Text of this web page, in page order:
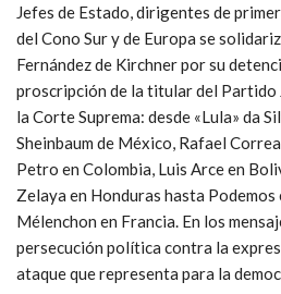
Jefes de Estado, dirigentes de
del Cono Sur y de Europa se
Fernández de Kirchner por su
proscripción de la titular del
la Corte Suprema: desde «Lula» da
Sheinbaum de México, Rafael
Petro en Colombia, Luis Arce en
Zelaya en Honduras hasta Podemos
Mélenchon en Francia. En los
persecución política contra la
ataque que representa para la